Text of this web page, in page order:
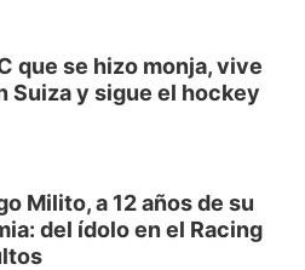
que se hizo monja, vive
Suiza y sigue el hockey
Milito, a 12 años de su
del ídolo en el Racing